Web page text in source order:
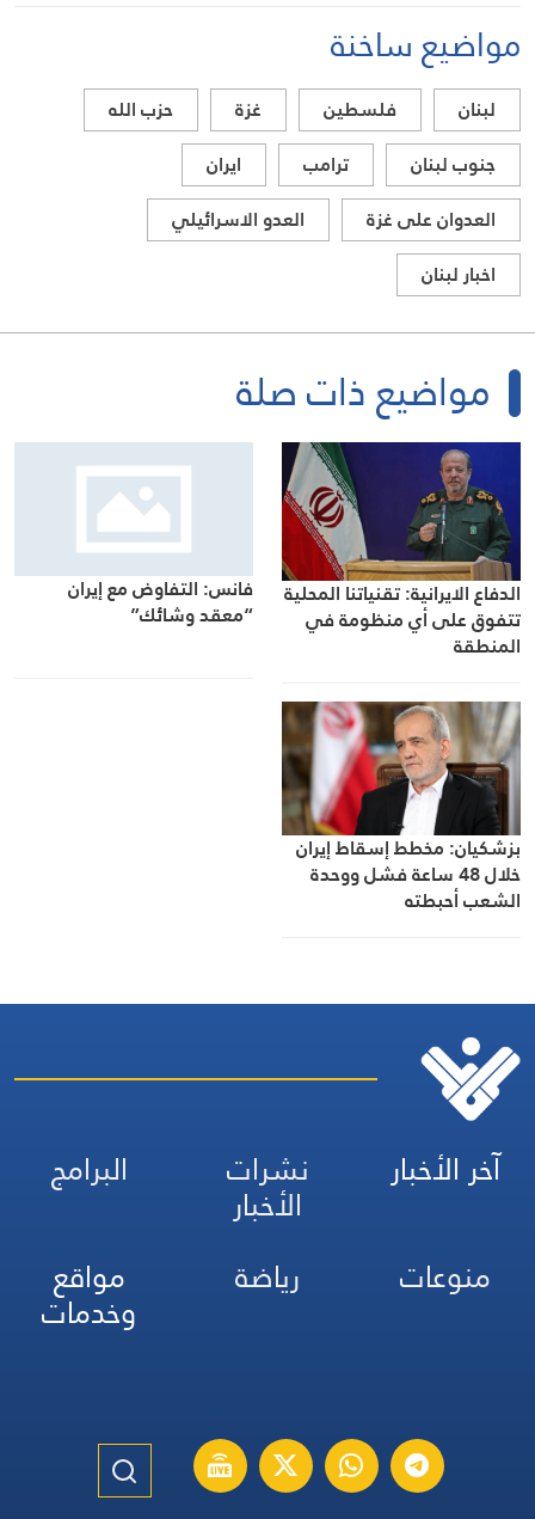
مواضيع ساخنة
لبنان فلسطين غزة
حزب الله
جنوب لبنان
ترامب
ايران
العدوان على غزة
العدو الاسرائيلي
اخبار لبنان
مواضيع ذات صلة
الدفاع الايرانية: تقنياتنا المحلية
تتفوق على أي منظومة في
المنطقة
فانس: التفاوض مع إيران
“معقد وشائك”
بزشكيان: مخطط إسقاط إيران
خلال 48 ساعة فشل ووحدة
الشعب أحبطته
آخر الأخبار نشرات
الأخبار
البرامج
منوعات
رياضة مواقع
وخدمات